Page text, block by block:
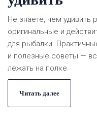
Не знаете, чем удивить
оригинальные и
для рыбалки.
и полезные советы —
лежать на полке.
Читать далее